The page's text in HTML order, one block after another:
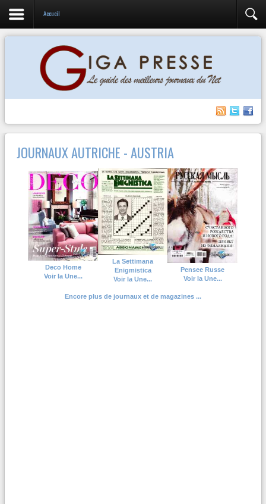
Accueil
JOURNAUX AUTRICHE - AUSTRIA
Deco Home
Voir la Une...
La Settimana
Enigmistica
Voir la Une...
Pensee Russe
Voir la Une...
Encore plus de journaux et de magazines ...